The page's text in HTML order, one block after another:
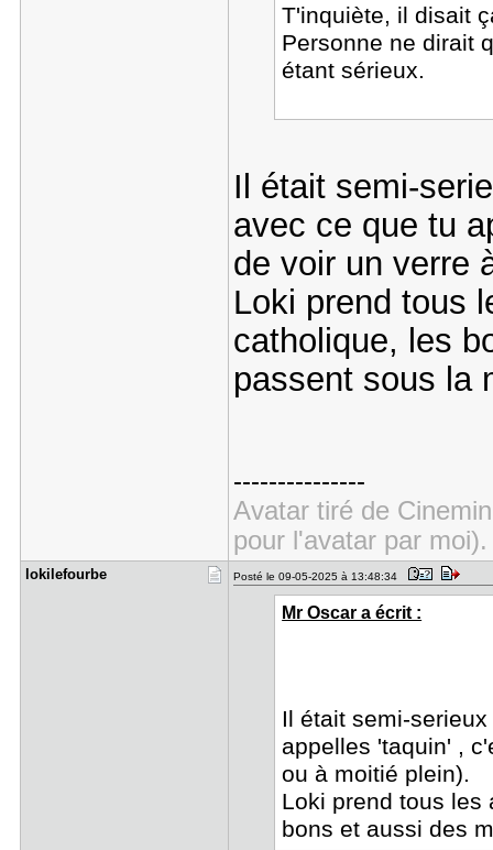
T'inquiète, il disait
Personne ne dirait
étant sérieux.
Il était semi-
avec ce que tu
de voir un verre
Loki prend tous
catholique, les
passent sous la
---------------
Avatar tiré de
pour l'avatar par moi).
lokilefour​be Posté le 09-05-2025 à 13:48:34
Mr Oscar a écrit :
Il était semi-
appelles 'taquin' ,
ou à moitié plein).
Loki prend tous les
bons et aussi des